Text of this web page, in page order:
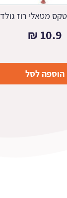
מטאלי רוז גולד
10.9
₪
הוספה לסל